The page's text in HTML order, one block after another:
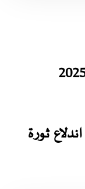
نشاط ثقافي إحياء للذكرى 71 اندلاع ثورة